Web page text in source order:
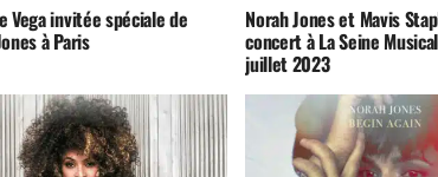
Vega invitée spéciale de
à Paris
Norah Jones et Mavis
concert à La Seine
juillet 2023